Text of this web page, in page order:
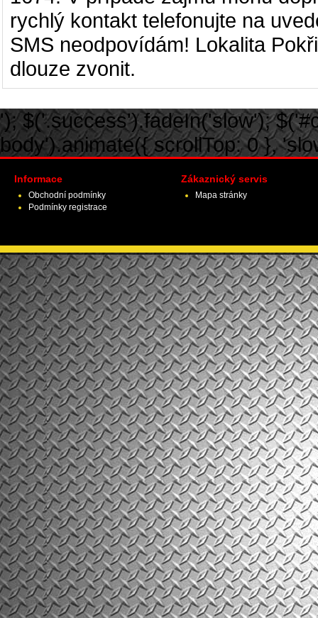
rychlý kontakt telefonujte na
SMS neodpovídám! Lokalita
dlouze zvonit.
'); $('.success').fadeIn('slow');
body').animate({ scrollTop: 0 },
Informace
Obchodní podmínky
Podmínky registrace
Zákaznický servis
Mapa stránky